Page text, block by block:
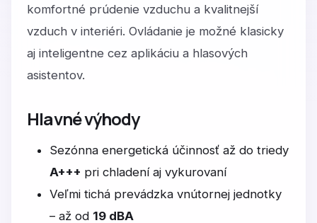
komfortné prúdenie vzduchu a kvalitnejší
vzduch v interiéri. Ovládanie je možné klasicky
aj inteligentne cez aplikáciu a hlasových
asistentov.
Hlavné výhody
Sezónna energetická účinnosť až do triedy
A+++ pri chladení aj vykurovaní
Veľmi tichá prevádzka vnútornej jednotky
– až od 19 dBA